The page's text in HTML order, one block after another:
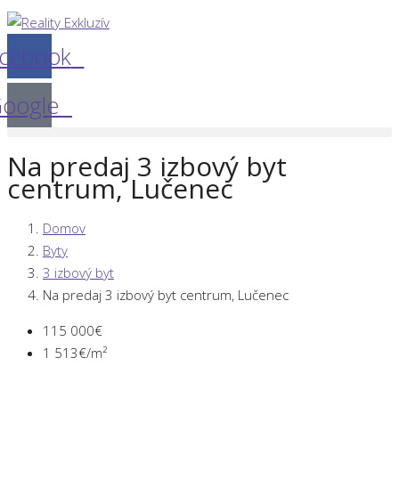
Na predaj 3 izbový byt
centrum, Lučenec
Domov
Byty
3 izbový byt
Na predaj 3 izbový byt centrum, Lučenec
115 000€
1 513€/m²